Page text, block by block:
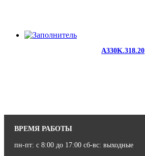
A330K.318.20
ВРЕМЯ РАБОТЫ
пн-пт: с 8:00 до 17:00 сб-вс: выходные